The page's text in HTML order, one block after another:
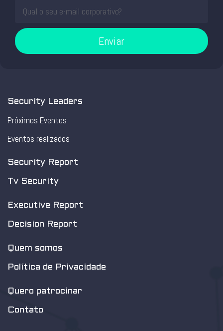
Enviar
Security Leaders
Próximos Eventos
Eventos realizados
Security Report
Tv Security
Executive Report
Decision Report
Quem somos
Política de Privacidade
Quero patrocinar
Contato